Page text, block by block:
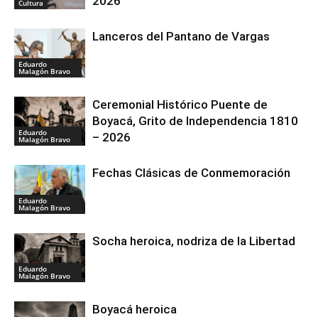
Cultura
Eduardo
Malagón Bravo
Lanceros del Pantano de Vargas
Eduardo
Malagón Bravo
Ceremonial Histórico Puente de
Boyacá, Grito de Independencia 1810
– 2026
Eduardo
Malagón Bravo
Fechas Clásicas de Conmemoración
Eduardo
Malagón Bravo
Socha heroica, nodriza de la Libertad
Boyacá heroica